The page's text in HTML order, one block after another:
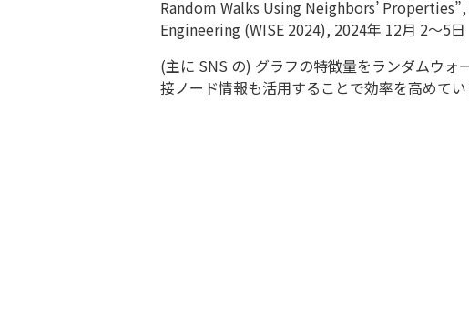
Random Walks Using Neighbors’ Properties”,
Engineering (WISE 2024), 2024年 12月 2〜5日
(主に SNS の) グラフの特徴量をランダムウ
接ノード情報も活用することで効率を高めてい